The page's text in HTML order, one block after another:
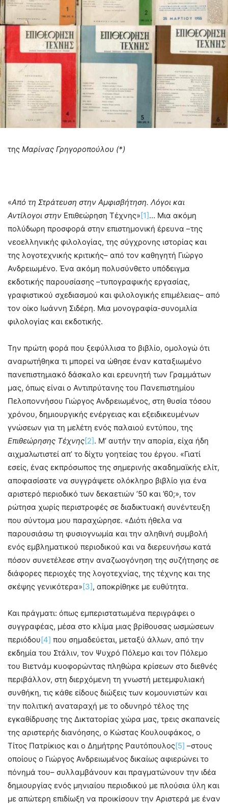
της Μαρίνας Γρηγοροπούλου (*)
«Από τη Στράτευση στην Αμφισβήτηση. Λόγοι και
Αντίλογοι στην Επιθεώρηση Τέχνης»[1]… Μια ακόμη
πολύδωρη προσφορά στην επιστημονική έρευνα –της
νεοελληνικής φιλολογίας, της σύγχρονης ιστορίας και
της λογοτεχνικής κριτικής– από τον καθηγητή Γιώργο
Ανδρειωμένο. Ένα ακόμη πολυσύνθετο υπόδειγμα
εκδοτικής παρουσίασης –τυπογραφικής εργασίας,
γραφιστικού σχεδιασμού και φιλολογικής επιμέλειας– από
τον οίκο Ιωάννη Σιδέρη. Μια μονογραφία-συνομιλία
φιλολογίας και εκδοτικής.
Την πρώτη φορά που ξεφύλλισα το βιβλίο, ομολογώ ότι
αναρωτήθηκα τι μπορεί να ώθησε έναν καταξιωμένο
πανεπιστημιακό δάσκαλο και ερευνητή των Γραμμάτων
μας, όπως είναι ο Αντιπρύτανης του Πανεπιστημίου
Πελοποννήσου Γιώργος Ανδρειωμένος, στη θυσία τόσου
χρόνου, δημιουργικής ενέργειας και εξειδικευμένων
γνώσεων για τη μελέτη ενός παλαιού εντύπου, της
Επιθεώρησης Τέχνης[2]. Μ’ αυτήν την απορία, είχα ήδη
αιχμαλωτιστεί απ’ το δίχτυ γοητείας του έργου. «Γιατί
εσείς, ένας εκπρόσωπος της σημερινής ακαδημαϊκής ελίτ,
αποφασίσατε να συγγράψετε ολόκληρο βιβλίο για ένα
αριστερό περιοδικό των δεκαετιών ’50 και ’60;», τον
ρώτησα χωρίς περιστροφές σε διαδικτυακή συνέντευξη
που σύντομα μου παραχώρησε. «Διότι ήθελα να
παρουσιάσω τη φυσιογνωμία και την αληθινή συμβολή
ενός εμβληματικού περιοδικού και να διερευνήσω κατά
πόσον συνετέλεσε στην αναζωογόνηση της συζήτησης σε
διάφορες περιοχές της λογοτεχνίας, της τέχνης και της
σκέψης γενικότερα»[3], αποκρίθηκε με ευθύτητα.
Και πράγματι: όπως εμπεριστατωμένα περιγράφει ο
συγγραφέας, μέσα στο κλίμα μιας βρίθουσας ωσμώσεων
περιόδου[4] που σημαδεύεται, μεταξύ άλλων, από την
εκδημία του Στάλιν, τον Ψυχρό Πόλεμο και τον Πόλεμο
του Βιετνάμ κυοφορώντας πληθώρα κρίσεων στο διεθνές
περιβάλλον, στη διερχόμενη τη γνωστή μετεμφυλιακή
συνθήκη, τις κάθε είδους διώξεις των κομουνιστών και
την πολιτική αναταραχή με το οδυνηρό τέλος της
εγκαθίδρυσης της Δικτατορίας χώρα μας, τρεις σκαπανείς
της αριστερής διανόησης, ο Κώστας Κουλουφάκος, ο
Τίτος Πατρίκιος και ο Δημήτρης Ραυτόπουλος[5] –στους
οποίους ο Γιώργος Ανδρειωμένος δικαίως αφιερώνει το
πόνημά του– συλλαμβάνουν και πραγματώνουν την ιδέα
δημιουργίας ενός μηνιαίου περιοδικού με πλούσια ύλη και
με απώτερη επιδίωξη να προικίσουν την Αριστερά με έναν